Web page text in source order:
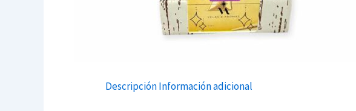
DescripciónInformación adicional